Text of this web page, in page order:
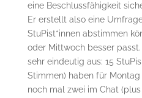
eine Beschlussfähigkeit
Er erstellt also eine
StuPist*innen abstimmen
oder Mittwoch besser
sehr eindeutig aus: 15
Stimmen) haben für
noch mal zwei im Chat